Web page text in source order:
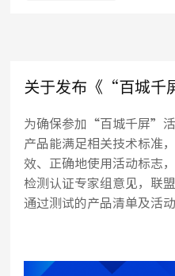
为确保参加“百城千屏”
产品能满足相关技术标准
效、正确地使用活动标志
检测认证专家组意见，联
通过测试的产品清单及活